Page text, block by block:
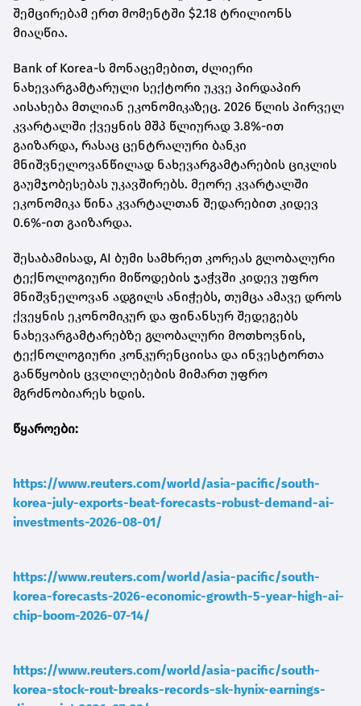
შემცირებამ ერთ მომენტში $2.18 ტრილიონს
მიაღწია.
Bank of Korea-ს მონაცემებით, ძლიერი
ნახევარგამტარული სექტორი უკვე პირდაპირ
აისახება მთლიან ეკონომიკაზეც. 2026 წლის პირველ
კვარტალში ქვეყნის მშპ წლიურად 3.8%-ით
გაიზარდა, რასაც ცენტრალური ბანკი
მნიშვნელოვანწილად ნახევარგამტარების ციკლის
გაუმჯობესებას უკავშირებს. მეორე კვარტალში
ეკონომიკა წინა კვარტალთან შედარებით კიდევ
0.6%-ით გაიზარდა.
შესაბამისად, AI ბუმი სამხრეთ კორეას გლობალური
ტექნოლოგიური მიწოდების ჯაჭვში კიდევ უფრო
მნიშვნელოვან ადგილს ანიჭებს, თუმცა ამავე დროს
ქვეყნის ეკონომიკურ და ფინანსურ შედეგებს
ნახევარგამტარებზე გლობალური მოთხოვნის,
ტექნოლოგიური კონკურენციისა და ინვესტორთა
განწყობის ცვლილებების მიმართ უფრო
მგრძნობიარეს ხდის.
წყაროები:
https://www.reuters.com/world/asia-pacific/south-
korea-july-exports-beat-forecasts-robust-demand-ai-
investments-2026-08-01/
https://www.reuters.com/world/asia-pacific/south-
korea-forecasts-2026-economic-growth-5-year-high-ai-
chip-boom-2026-07-14/
https://www.reuters.com/world/asia-pacific/south-
korea-stock-rout-breaks-records-sk-hynix-earnings-